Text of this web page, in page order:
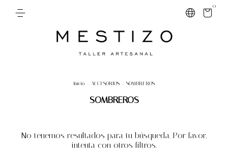
0
Inicio . ACCESORIOS . SOMBREROS
SOMBREROS
No tenemos resultados para tu búsqueda. Por favor,
intenta con otros filtros.